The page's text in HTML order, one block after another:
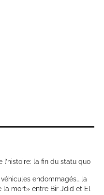
la fin du statu quo
endommagés… la
la mort» entre Bir Jdid et El